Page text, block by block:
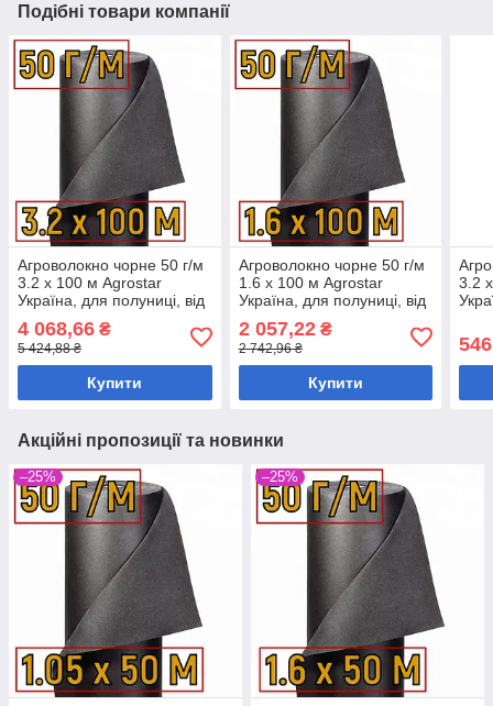
Подібні товари компанії
Агроволокно чорне 50 г/м
3.2 х 100 м Agrostar
Україна, для полуниці, від
бур'янів
4 068,66 ₴
5 424,88 ₴
Купити
Агроволокно чорне 50 г/м
1.6 х 100 м Agrostar
Україна, для полуниці, від
бур'янів
2 057,22₴
2 742,96 ₴
Купити
3.2
Акційні пропозиції та новинки
–25% –25%